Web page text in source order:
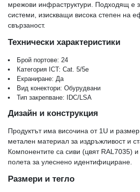
мрежови инфраструктури. Подходящ е
системи, изискващи висока степен на
свързаност.
Технически характеристики
Брой портове: 24
Категория ICT: Cat. 5/5e
Екраниране: Да
Вид конектори: Обурудвани
Тип закрепване: IDC/LSA
Дизайн и конструкция
Продуктът има височина от 1U и
метален материал за издръжливост и
Компонентите са сиви (цвят RAL7035)
полета за улеснено идентифициране.
Размери и тегло